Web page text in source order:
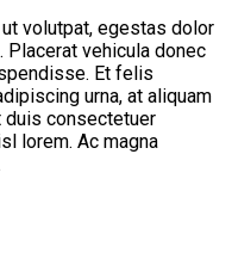
volutpat, egestas dolor
Placerat vehicula donec
Et felis
urna, at aliquam
consectetuer
lorem. Ac magna